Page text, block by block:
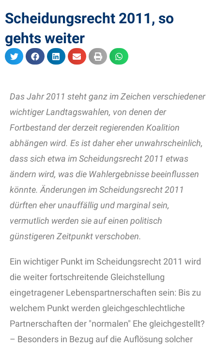
Scheidungsrecht 2011, so
gehts weiter
Das Jahr 2011 steht ganz im Zeichen verschiedener
wichtiger Landtagswahlen, von denen der
Fortbestand der derzeit regierenden Koalition
abhängen wird. Es ist daher eher unwahrscheinlich,
dass sich etwa im Scheidungsrecht 2011 etwas
ändern wird, was die Wahlergebnisse beeinflussen
könnte. Änderungen im Scheidungsrecht 2011
dürften eher unauffällig und marginal sein,
vermutlich werden sie auf einen politisch
günstigeren Zeitpunkt verschoben.
Ein wichtiger Punkt im Scheidungsrecht 2011 wird
die weiter fortschreitende Gleichstellung
eingetragener Lebenspartnerschaften sein: Bis zu
welchem Punkt werden gleichgeschlechtliche
Partnerschaften der "normalen" Ehe gleichgestellt?
– Besonders in Bezug auf die Auflösung solcher